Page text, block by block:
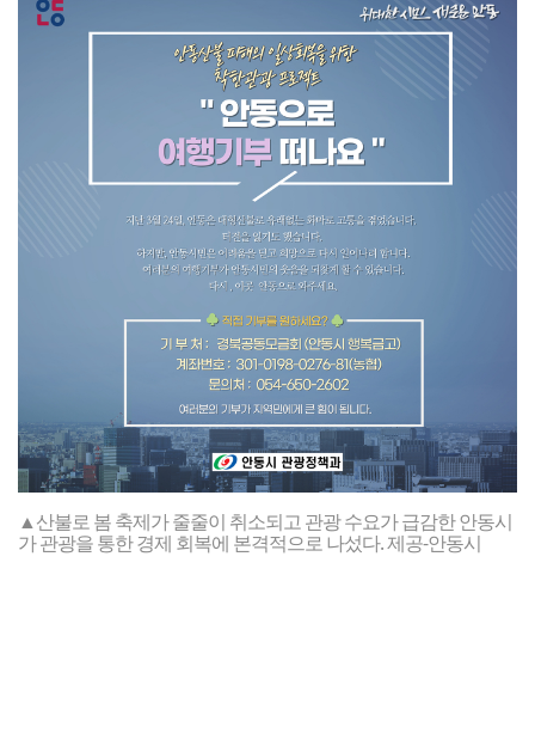
▲산불로 봄 축제가 줄줄이 취소되고 관광 수요가 급감한 안동시
가 관광을 통한 경제 회복에 본격적으로 나섰다. 제공-안동시